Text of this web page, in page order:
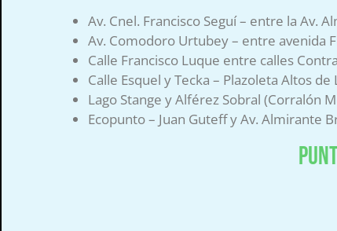
Av. Cnel. Francisco Seguí – entre la Av.
Av. Comodoro Urtubey – entre avenida
Calle Francisco Luque entre calles
Calle Esquel y Tecka – Plazoleta Altos de
Lago Stange y Alférez Sobral (Corralón
Ecopunto – Juan Guteff y Av. Almirante